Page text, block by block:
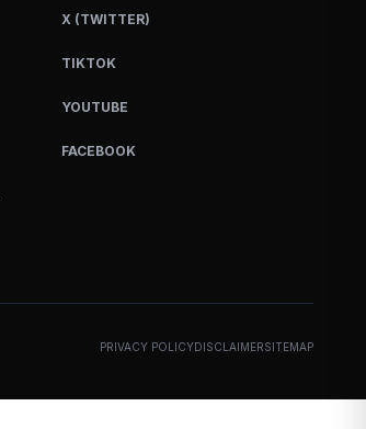
X (TWITTER)
TIKTOK
YOUTUBE
FACEBOOK
PRIVACY POLICYDISCLAIMERSITEMAP